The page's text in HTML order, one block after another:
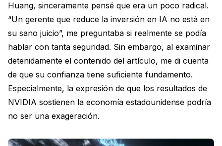
Huang, sinceramente pensé que era un poco radical.
“Un gerente que reduce la inversión en IA no está en
su sano juicio”, me preguntaba si realmente se podía
hablar con tanta seguridad. Sin embargo, al examinar
detenidamente el contenido del artículo, me di cuenta
de que su confianza tiene suficiente fundamento.
Especialmente, la expresión de que los resultados de
NVIDIA sostienen la economía estadounidense podría
no ser una exageración.